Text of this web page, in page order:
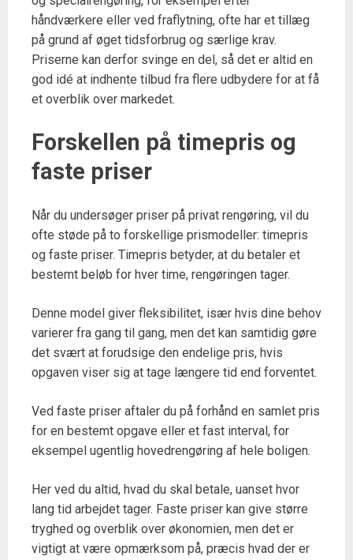
håndværkere eller ved fraflytning, ofte har et tillæg
på grund af øget tidsforbrug og særlige krav.
Priserne kan derfor svinge en del, så det er altid en
god idé at indhente tilbud fra flere udbydere for at få
et overblik over markedet.
Forskellen på timepris og
faste priser
Når du undersøger priser på privat rengøring, vil du
ofte støde på to forskellige prismodeller: timepris
og faste priser. Timepris betyder, at du betaler et
bestemt beløb for hver time, rengøringen tager.
Denne model giver fleksibilitet, især hvis dine behov
varierer fra gang til gang, men det kan samtidig gøre
det svært at forudsige den endelige pris, hvis
opgaven viser sig at tage længere tid end forventet.
Ved faste priser aftaler du på forhånd en samlet pris
for en bestemt opgave eller et fast interval, for
eksempel ugentlig hovedrengøring af hele boligen.
Her ved du altid, hvad du skal betale, uanset hvor
lang tid arbejdet tager. Faste priser kan give større
tryghed og overblik over økonomien, men det er
vigtigt at være opmærksom på, præcis hvad der er